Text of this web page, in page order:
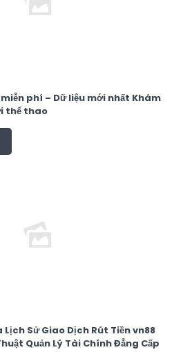
phí – Dữ liệu mới nhất Khám
thể thao
Lịch Sử Giao Dịch Rút Tiền vn88
Quản Lý Tài Chính Đẳng Cấp